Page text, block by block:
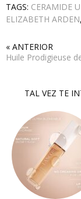
TAGS: CERAMIDE
ELIZABETH ARDEN,
« ANTERIOR
Huile Prodigieuse
TAL VEZ TE